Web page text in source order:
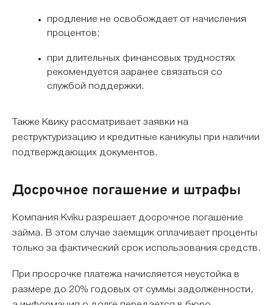
продление не освобождает от начисления
процентов;
при длительных финансовых трудностях
рекомендуется заранее связаться со
службой поддержки.
Также Квику рассматривает заявки на
реструктуризацию и кредитные каникулы при наличии
подтверждающих документов.
Досрочное погашение и штрафы
Компания Kviku разрешает досрочное погашение
займа. В этом случае заемщик оплачивает проценты
только за фактический срок использования средств.
При просрочке платежа начисляется неустойка в
размере до 20% годовых от суммы задолженности,